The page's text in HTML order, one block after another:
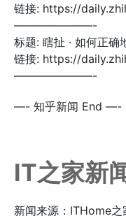
链接: https://
———————-
标题: 瞎扯 · 如何正确
链接: https://
———————-
—- 知乎新闻 End —-
IT之家新
新闻来源：ITHome之